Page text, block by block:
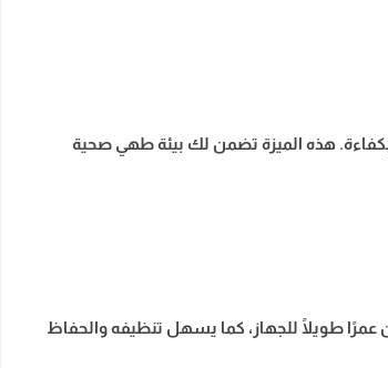
بكفاءة. هذه الميزة تضمن لك بيئة طهي صحية
طويلًا للجهاز، كما يسهل تنظيفه والحفاظ